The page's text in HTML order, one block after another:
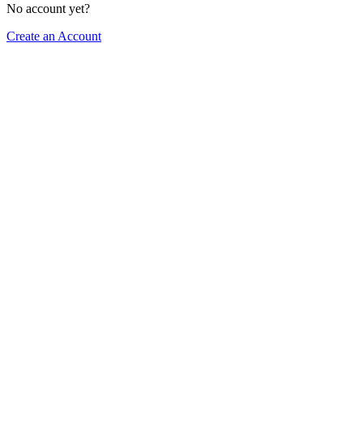
No account yet?
Create an Account